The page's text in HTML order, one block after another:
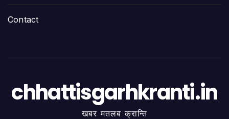
Contact
chhattisgarhkranti.in
खबर मतलब क्रान्ति